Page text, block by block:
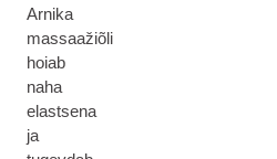
Arnika
massaažiõli
hoiab
naha
elastsena
ja